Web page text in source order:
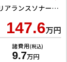
ベースグレード 両側スライド・片側電動 クリアランスソナー オートクルーズコントロール レーンアシスト オートライト スマートキー アイドリングストップ 電動格納ミラー シートヒーター ベンチシート
147.6万円
諸費用(税込)
9.7万円